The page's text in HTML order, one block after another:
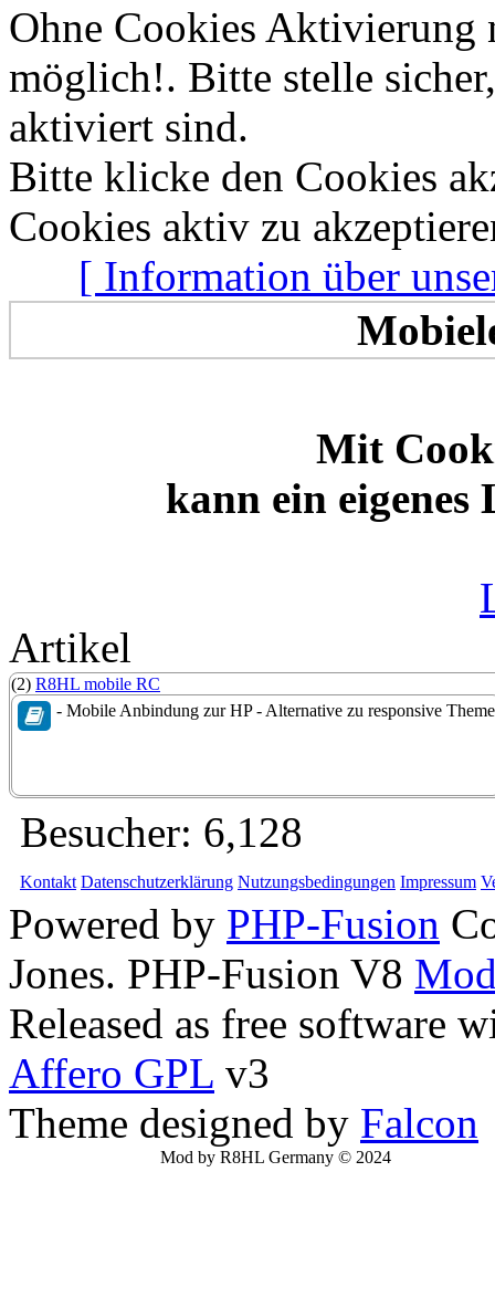
Allen
Frischen Wind
Ohne Cookies Aktivierung
möglich!. Bitte stelle
aktiviert sind.
Bitte klicke den Cookies
Cookies aktiv zu
[ Information über
Mit
kann ein
Artikel
(2) R8HL mobile RC
- Mobile Anbindung zur HP - Alternative zu responsive Theme
Besucher: 6,128
Kontakt Datenschutzerklärung Nutzungsbedingungen Impressum
Powered by PHP-Fusion
Jones. PHP-Fusion V8
Released as free software
Affero GPL v3
Theme designed by Falcon
Mod by R8HL Germany © 2024